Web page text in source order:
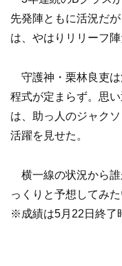
先発陣ともに活況だ
は、やはりリリーフ陣
守護神・栗林良吏は
程式が定まらず。思
は、助っ人のジャク
活躍を見せた。
横一線の状況から誰
っくりと予想してみた
※成績は5月22日終了